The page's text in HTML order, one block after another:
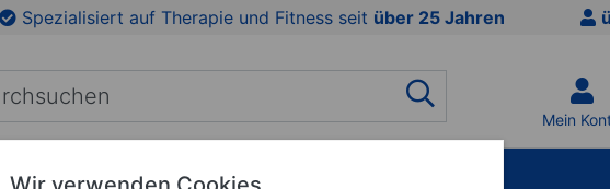
springen
Spezialisiert auf Therapie und Fitness seit über 25 Jahren
Mein
LEHRMITTEL WELLNESS